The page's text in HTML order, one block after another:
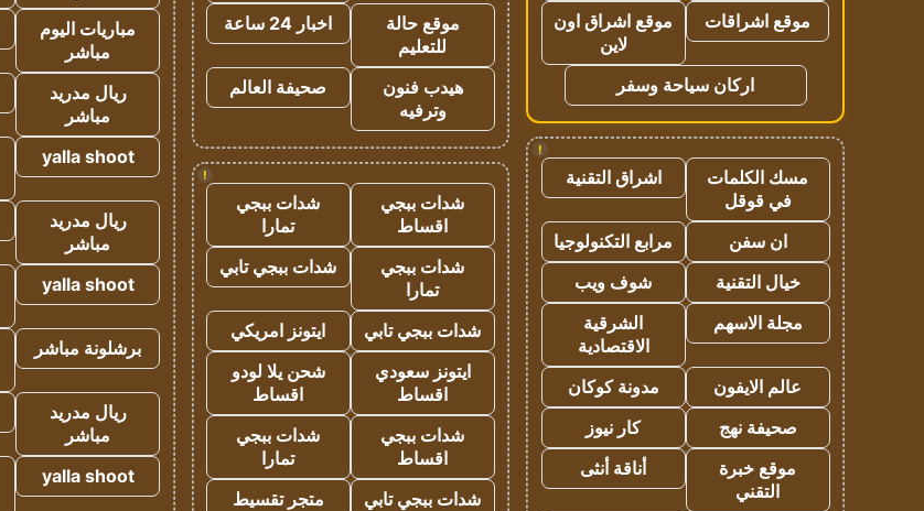
موقع اشراقات
موقع اشراق اون
لاين
اركان سياحة وسفر
!
مسك الكلمات
في قوقل
اشراق التقنية
ان سفن
مرابع التكنولوجيا
خيال التقنية
شوف ويب
مجلة الاسهم
الشرقية
الاقتصادية
عالم الايفون
مدونة كوكان
صحيفة نهج
كار نيوز
موقع خبرة
التقني
أناقة أنثى
موقع حالة
للتعليم
اخبار 24 ساعة
هيدب فنون
وترفيه
صحيفة العالم
!
شدات ببجي
اقساط
شدات ببجي
تمارا
شدات ببجي
تمارا
شدات ببجي تابي
شدات ببجي تابي
ايتونز امريكي
ايتونز سعودي
اقساط
شحن يلا لودو
اقساط
شدات ببجي
اقساط
شدات ببجي
تمارا
شدات ببجي تابي
متجر تقسيط
مباريات اليوم
مباشر
ريال مدريد
مباشر
yalla shoot
ريال مدريد
مباشر
yalla shoot
برشلونة مباشر
ريال مدريد
مباشر
yalla shoot